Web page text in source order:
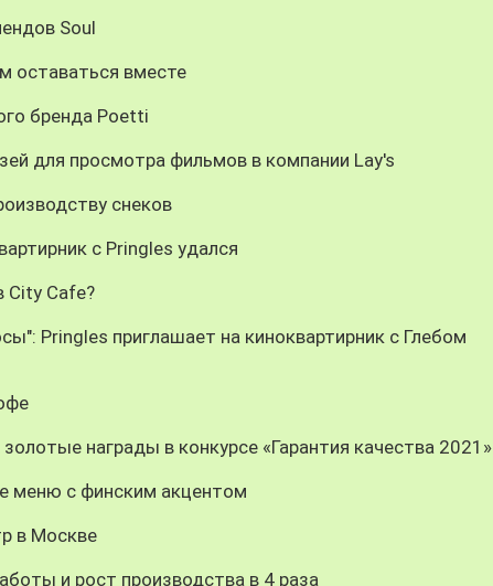
Soul
оставаться вместе
бренда Poetti
для просмотра фильмов в компании Lay's
снеков
с Pringles удался
City Cafe?
Pringles приглашает на киноквартирник с Глебом
награды в конкурсе «Гарантия качества 2021»
меню с финским акцентом
в Москве
и рост производства в 4 раза